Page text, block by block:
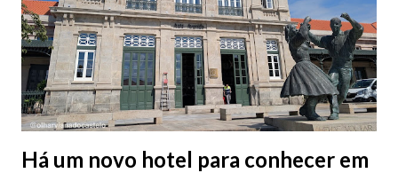
Há um novo hotel para conhecer em